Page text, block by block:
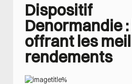
Dispositif
Denormandie
offrant les
rendements